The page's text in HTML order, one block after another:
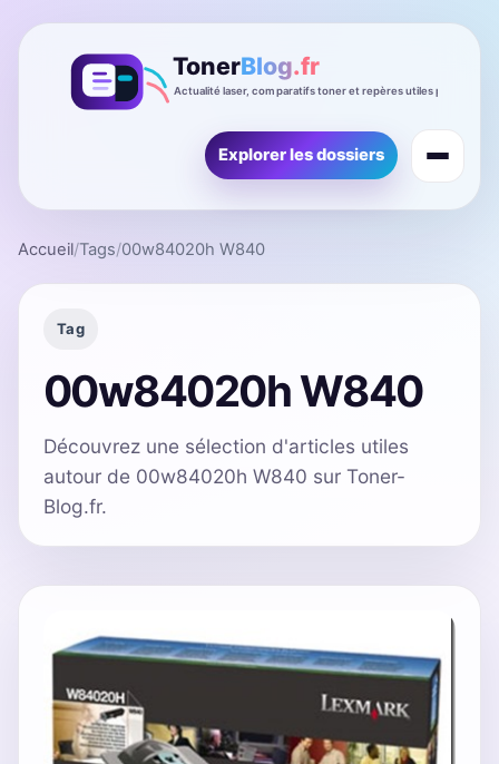
Explorer les dossiers
Accueil/Tags/00w84020h W840
Tag
00w84020h W840
Découvrez une sélection d'articles utiles
autour de 00w84020h W840 sur Toner-
Blog.fr.